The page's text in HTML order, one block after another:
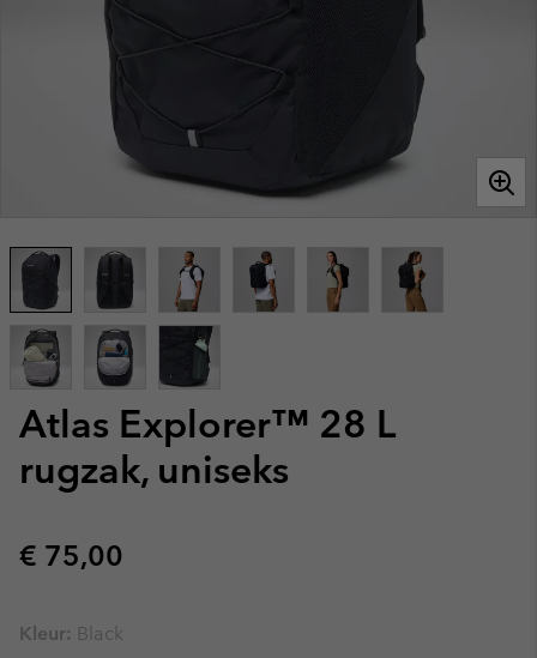
Atlas Explorer™ 28 L
rugzak, uniseks
Regular price:
€ 75,00
Kleur: Black